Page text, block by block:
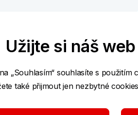
Užijte si náš
„Souhlasím“ souhlasíte s použitím
také přijmout jen nezbytné